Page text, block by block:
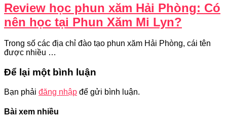
Review học phun xăm Hải Phòng: Có
nên học tại Phun Xăm Mi Lyn?
Trong số các địa chỉ đào tạo phun xăm Hải Phòng, cái tên
được nhiều …
Để lại một bình luận
Bạn phải đăng nhập để gửi bình luận.
Bài xem nhiều